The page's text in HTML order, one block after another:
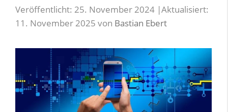
Veröffentlicht: 25. November 2024 |Aktualisiert:
11. November 2025 von Bastian Ebert